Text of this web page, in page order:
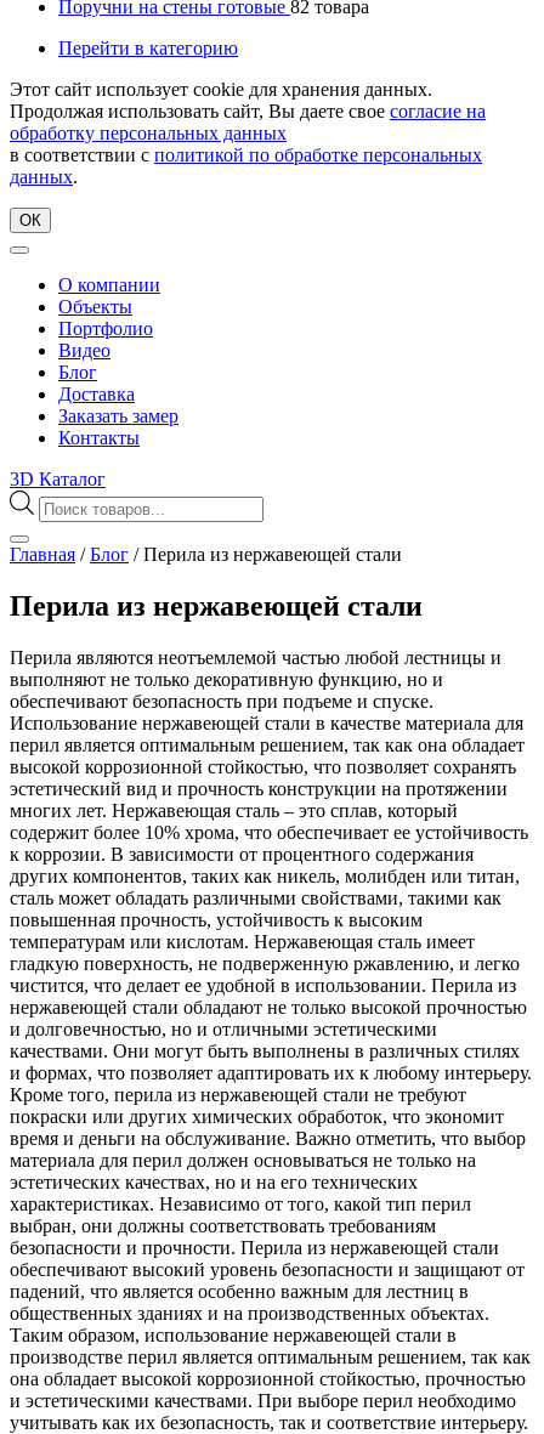
Поручни на стены готовые 82 товара
Перейти в категорию
Этот сайт использует cookie для хранения данных.
Продолжая использовать сайт, Вы даете свое согласие на
обработку персональных данных
в соответствии с политикой по обработке персональных
данных.
ОК
О компании
Объекты
Портфолио
Видео
Блог
Доставка
Заказать замер
Контакты
3D Каталог
Поиск
товаров
Главная /Блог /Перила из нержавеющей стали
Перила из нержавеющей стали
Перила являются неотъемлемой частью любой лестницы и
выполняют не только декоративную функцию, но и
обеспечивают безопасность при подъеме и спуске.
Использование нержавеющей стали в качестве материала для
перил является оптимальным решением, так как она обладает
высокой коррозионной стойкостью, что позволяет сохранять
эстетический вид и прочность конструкции на протяжении
многих лет. Нержавеющая сталь – это сплав, который
содержит более 10% хрома, что обеспечивает ее устойчивость
к коррозии. В зависимости от процентного содержания
других компонентов, таких как никель, молибден или титан,
сталь может обладать различными свойствами, такими как
повышенная прочность, устойчивость к высоким
температурам или кислотам. Нержавеющая сталь имеет
гладкую поверхность, не подверженную ржавлению, и легко
чистится, что делает ее удобной в использовании. Перила из
нержавеющей стали обладают не только высокой прочностью
и долговечностью, но и отличными эстетическими
качествами. Они могут быть выполнены в различных стилях
и формах, что позволяет адаптировать их к любому интерьеру.
Кроме того, перила из нержавеющей стали не требуют
покраски или других химических обработок, что экономит
время и деньги на обслуживание. Важно отметить, что выбор
материала для перил должен основываться не только на
эстетических качествах, но и на его технических
характеристиках. Независимо от того, какой тип перил
выбран, они должны соответствовать требованиям
безопасности и прочности. Перила из нержавеющей стали
обеспечивают высокий уровень безопасности и защищают от
падений, что является особенно важным для лестниц в
общественных зданиях и на производственных объектах.
Таким образом, использование нержавеющей стали в
производстве перил является оптимальным решением, так как
она обладает высокой коррозионной стойкостью, прочностью
и эстетическими качествами. При выборе перил необходимо
учитывать как их безопасность, так и соответствие интерьеру.